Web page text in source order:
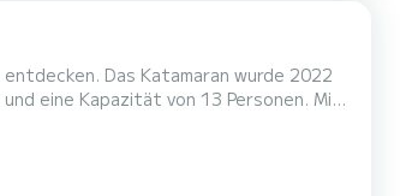
entdecken. Das Katamaran wurde 2022
Urlaub auf dem Wasser in der